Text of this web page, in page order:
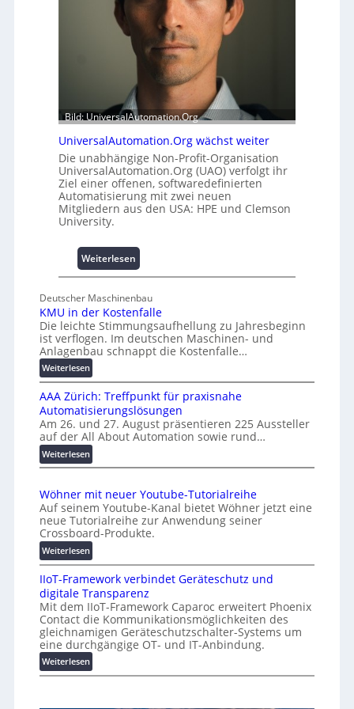
a
t
A
b
a
u
h
e
m
m
n
i
s
e
s
h
a
f
f
n
l
e
i
2
0
u
n
d
4
0
A
Bild: UniversalAutomation.Org
UniversalAutomation.Org wächst weiter
Die unabhängige Non-Profit-Organisation
UniversalAutomation.Org (UAO) verfolgt ihr
Ziel einer offenen, softwaredefinierten
Automatisierung mit zwei neuen
Mitgliedern aus den USA: HPE und Clemson
University.
Weiterlesen:
U
i
v
e
r
l
A
u
t
m
t
i
o
O
r
g
w
ä
c
s
Deutscher Maschinenbau
KMU in der Kostenfalle
Die leichte Stimmungsaufhellung zu Jahresbeginn
ist verflogen. Im deutschen Maschinen- und
Anlagenbau schnappt die Kostenfalle…
Weiterlesen:
K
M
U
i
n
d
e
K
o
s
t
e
n
f
a
l
l
e
AAA Zürich: Treffpunkt für praxisnahe
Automatisierungslösungen
Am 26. und 27. August präsentieren 225 Aussteller
auf der All About Automation sowie rund…
Weiterlesen:
A
A
Z
ü
r
i
c
h
:
T
r
e
f
f
p
Wöhner mit neuer Youtube-Tutorialreihe
Auf seinem Youtube-Kanal bietet Wöhner jetzt eine
neue Tutorialreihe zur Anwendung seiner
Crossboard-Produkte.
Weiterlesen:
W
ö
h
n
e
r
m
i
t
e
IIoT-Framework verbindet Geräteschutz und
digitale Transparenz
Mit dem IIoT-Framework Caparoc erweitert Phoenix
Contact die Kommunikationsmöglichkeiten des
gleichnamigen Geräteschutzschalter-Systems um
eine durchgängige OT- und IT-Anbindung.
Weiterlesen:
I